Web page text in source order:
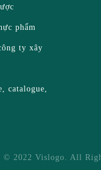
phẩm
ty xây
catalogue,
© 2022 Vislogo. All